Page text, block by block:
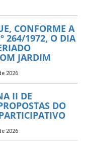
CONFORME A
264/1972, O DIA
JARDIM
2026
II DE
DO
2026